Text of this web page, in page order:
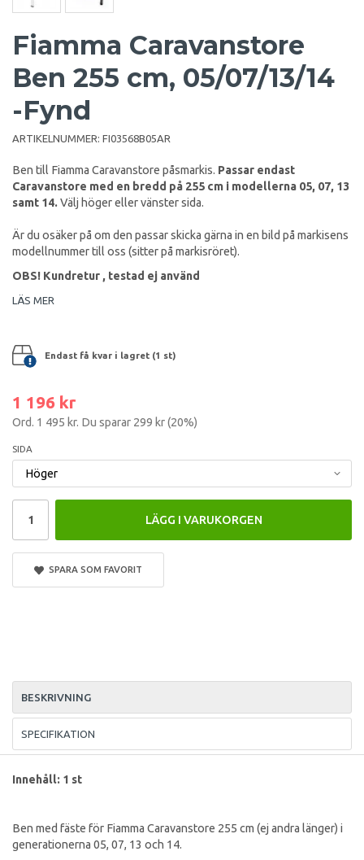
Fiamma Caravanstore
Ben 255 cm, 05/07/13/14
-Fynd
ARTIKELNUMMER: FI03568B05AR
Ben till Fiamma Caravanstore påsmarkis. Passar endast
Caravanstore med en bredd på 255 cm i modellerna 05, 07, 13
samt 14.Välj höger eller vänster sida.
Är du osäker på om den passar skicka gärna in en bild på markisens
modellnummer till oss (sitter på markisröret).
OBS! Kundretur , testad ej använd
LÄS MER
Endast få kvar i lagret (1 st)
1 196 kr
Ord. 1 495 kr. Du sparar 299 kr(20%)
SIDA
LÄGG I VARUKORGEN
SPARA SOM FAVORIT
BESKRIVNING
SPECIFIKATION
Innehåll: 1 st
Ben med fäste för Fiamma Caravanstore 255 cm (ej andra länger) i
generationerna 05, 07, 13 och 14.